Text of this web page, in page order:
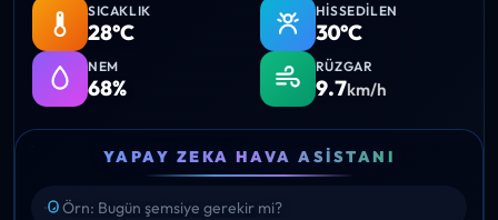
SICAKLIK
28°C
HISSEDILEN
30°C
NEM
68%
RÜZGAR
9.7km/h
YAPAY ZEKA HAVA ASISTANI